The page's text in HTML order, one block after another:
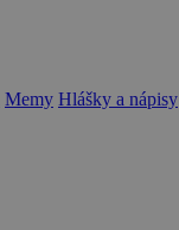
Memy Hlášky a nápisy